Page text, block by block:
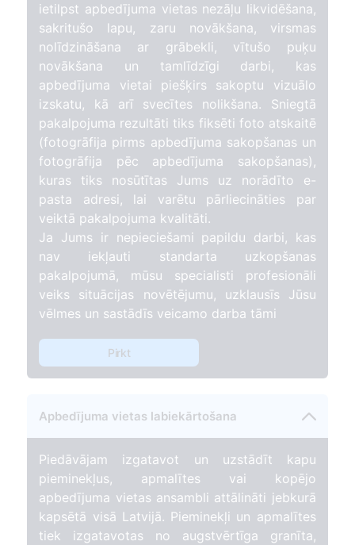
ietilpst apbedījuma vietas nezāļu likvidēšana,
sakritušo lapu, zaru novākšana, virsmas
nolīdzināšana ar grābekli, vītušo puķu
novākšana un tamlīdzīgi darbi, kas
apbedījuma vietai piešķirs sakoptu vizuālo
izskatu, kā arī svecītes nolikšana. Sniegtā
pakalpojuma rezultāti tiks fiksēti foto atskaitē
(fotogrāfija pirms apbedījuma sakopšanas un
fotogrāfija pēc apbedījuma sakopšanas),
kuras tiks nosūtītas Jums uz norādīto e-
pasta adresi, lai varētu pārliecināties par
veiktā pakalpojuma kvalitāti.
Ja Jums ir nepieciešami papildu darbi, kas
nav iekļauti standarta uzkopšanas
pakalpojumā, mūsu specialisti profesionāli
veiks situācijas novētējumu, uzklausīs Jūsu
vēlmes un sastādīs veicamo darba tāmi
Pirkt
Apbedījuma vietas labiekārtošana
Piedāvājam izgatavot un uzstādīt kapu
pieminekļus, apmalītes vai kopējo
apbedījuma vietas ansambli attālināti jebkurā
kapsētā visā Latvijā. Pieminekļi un apmalītes
tiek izgatavotas no augstvērtīga granīta,